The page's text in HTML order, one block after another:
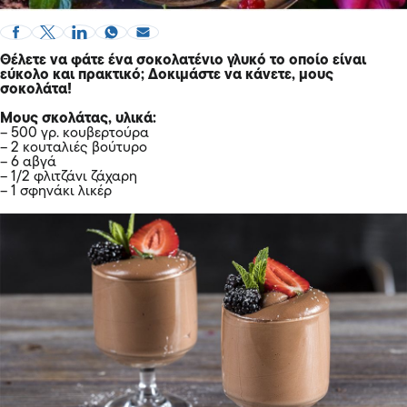
Θέλετε να φάτε ένα σοκολατένιο γλυκό το οποίο είναι
εύκολο και πρακτικό; Δοκιμάστε να κάνετε, μους
σοκολάτα!
Μους σκολάτας, υλικά:
– 500 γρ. κουβερτούρα
– 2 κουταλιές βούτυρο
– 6 αβγά
– 1/2 φλιτζάνι ζάχαρη
– 1 σφηνάκι λικέρ